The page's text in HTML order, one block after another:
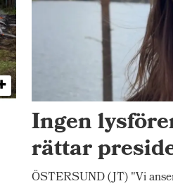
Ingen
rättar
ÖSTERSUND (JT) "Vi